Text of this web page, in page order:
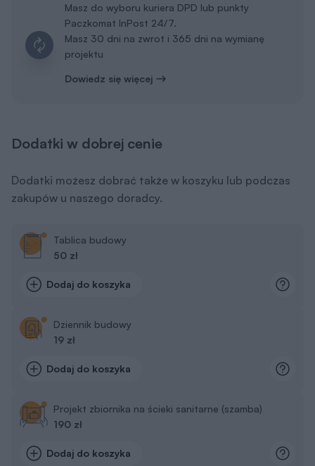
Masz do wyboru kuriera DPD lub punkty
Paczkomat InPost 24/7.
Masz 30 dni na zwrot i 365 dni na wymianę
projektu
Dowiedz się więcej
Dodatki w dobrej cenie
Dodatki możesz dobrać także w koszyku lub podczas
zakupów u naszego doradcy.
Tablica budowy
50 zł
Dodaj do koszyka
Dziennik budowy
19 zł
Dodaj do koszyka
Projekt zbiornika na ścieki sanitarne (szamba)
190 zł
Dodaj do koszyka